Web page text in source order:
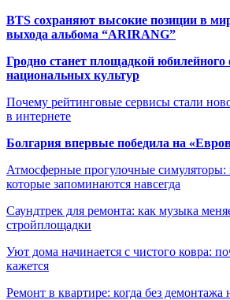
BTS сохраняют высокие позиции в
выхода альбома “ARIRANG”
Гродно станет площадкой юбилейного
национальных культур
Почему рейтинговые сервисы стали
в интернете
Болгария впервые победила на
Атмосферные прогулочные симуляторы:
которые запоминаются навсегда
Саундтрек для ремонта: как музыка
стройплощадки
Уют дома начинается с чистого ковра:
кажется
Ремонт в квартире: когда без демонтажа